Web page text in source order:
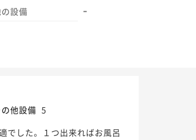
設備 -
他設備 5
でした。１つ出来ればお風呂